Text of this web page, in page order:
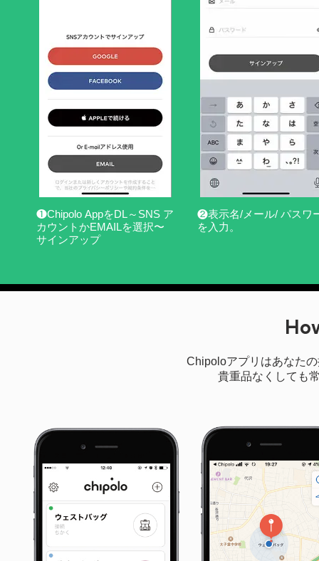
❶Chipolo AppをDL～SNS ア
カウントかEMAILを選択〜
サインアップ
❷表示名/メール/ パスワ
を入力。
Chipoloアプリはあなた
貴重品なくしても